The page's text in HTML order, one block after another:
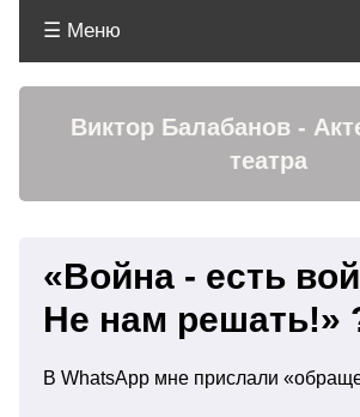
Меню
☰ Меню
Виктор Балабанов -
театра
«Война - есть
Не нам решать!»
В WhatsApp мне прислали